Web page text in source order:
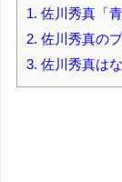
1. 佐川秀真「
2. 佐川秀真の
3. 佐川秀真は